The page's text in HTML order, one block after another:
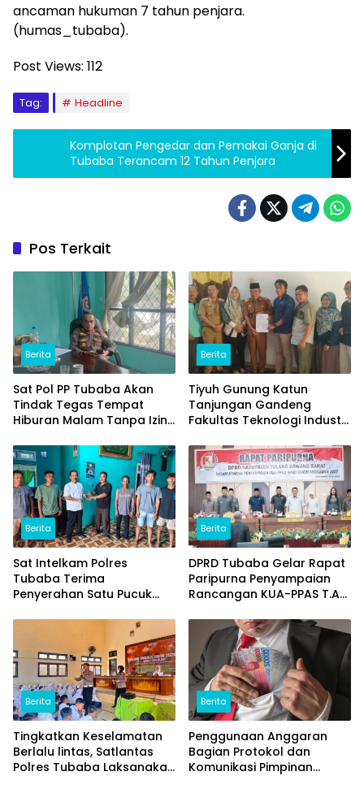
ancaman hukuman 7 tahun penjara.
(humas_tubaba).
Post Views: 112
Tag: Headline
Komplotan Pengedar dan Pemakai Ganja di
Tubaba Terancam 12 Tahun Penjara
Pos Terkait
Berita
Sat Pol PP Tubaba Akan
Tindak Tegas Tempat
Hiburan Malam Tanpa Izin
Berita
Tiyuh Gunung Katun
Tanjungan Gandeng
Fakultas Teknologi Industri
Potensi Ikan Lomou
Menjadi Prodak Unggulan
Berita
Sat Intelkam Polres
Tubaba Terima
Penyerahan Satu Pucuk
Masyarakat
Berita
DPRD Tubaba Gelar Rapat
Paripurna Penyampaian
Rancangan KUA-PPAS T.A
Berita
Tingkatkan Keselamatan
Berlalu lintas, Satlantas
Polres Tubaba Laksanakan
Berita
Penggunaan Anggaran
Bagian Protokol dan
Komunikasi Pimpinan